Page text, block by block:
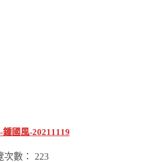
國風-20211119
次數： 223